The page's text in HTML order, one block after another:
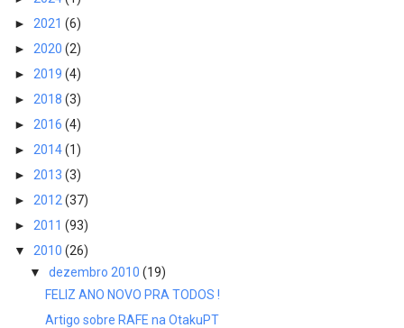
► 2021 (6)
► 2020 (2)
► 2019 (4)
► 2018 (3)
► 2016 (4)
► 2014(1)
► 2013 (3)
► 2012 (37)
► 2011 (93)
▼ 2010 (26)
▼ dezembro 2010 (19)
FELIZ ANO NOVO PRA TODOS !
Artigo sobre RAFE na OtakuPT